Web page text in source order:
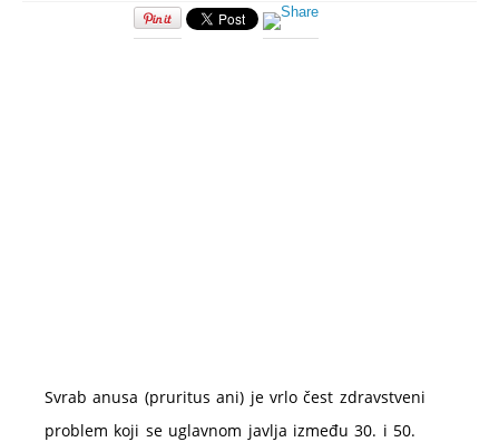
Svrab anusa (pruritus ani) je vrlo čest zdravstveni
problem koji se uglavnom javlja između 30. i 50.